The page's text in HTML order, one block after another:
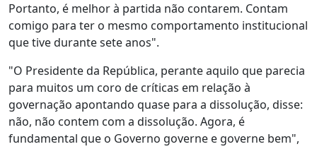
Portanto, é melhor à partida não contarem. Contam
comigo para ter o mesmo comportamento institucional
que tive durante sete anos".
"O Presidente da República, perante aquilo que parecia
para muitos um coro de críticas em relação à
governação apontando quase para a dissolução, disse:
não, não contem com a dissolução. Agora, é
fundamental que o Governo governe e governe bem",